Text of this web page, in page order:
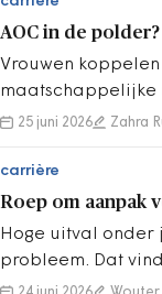
AOC in de polder?
Vrouwen
maatschappelijke
functie.
25 juni 2026 Zahra
carrière
Roep om aanpak
Hoge uitval onder
probleem. Dat
Ook minister